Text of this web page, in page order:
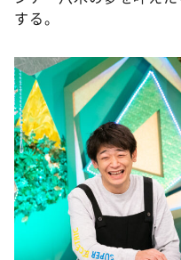
（news おかえり）
DAIGOも台所 ～きょ
本日はダイアンなり！
朝だ！生です旅サラダ
教えて！ニュースラ
ＬＩＦＥ～夢のカタ
新婚さんいらっしゃ
する。